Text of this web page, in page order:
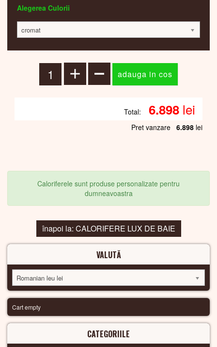
Alegerea Culorii
cromat
Total: 6.898 lei
Pret vanzare 6.898 lei
Caloriferele sunt produse personalizate pentru
dumneavoastra
înapoi la: CALORIFERE LUX DE BAIE
VALUTĂ
Romanian leu lei
Cart empty
CATEGORIILE